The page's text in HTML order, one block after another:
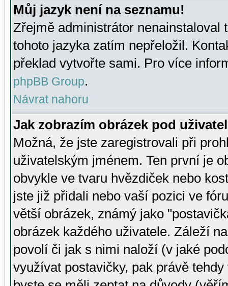
Můj jazyk není na seznamu!
Zřejmě administrátor nenainstaloval
tohoto jazyka zatím nepřeložil.
překlad vytvořte sami. Pro více
phpBB Group.
Návrat nahoru
Jak zobrazím obrázek pod
Možná, že jste zaregistrovali při
uživatelským jménem. Ten první je
obvykle ve tvaru hvězdiček nebo
jste již přidali nebo vaší pozici ve
větší obrázek, známý jako
obrázek každého uživatele. Záleží
povolí či jak s nimi naloží (v jaké
využívat postavičky, pak právě